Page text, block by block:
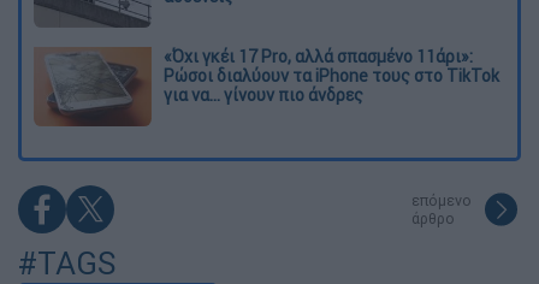
«Όχι γκέι 17 Pro, αλλά σπασμένο 11άρι»:
Ρώσοι διαλύουν τα iPhone τους στο TikTok
για να... γίνουν πιο άνδρες
επόμενο
άρθρο
#TAGS